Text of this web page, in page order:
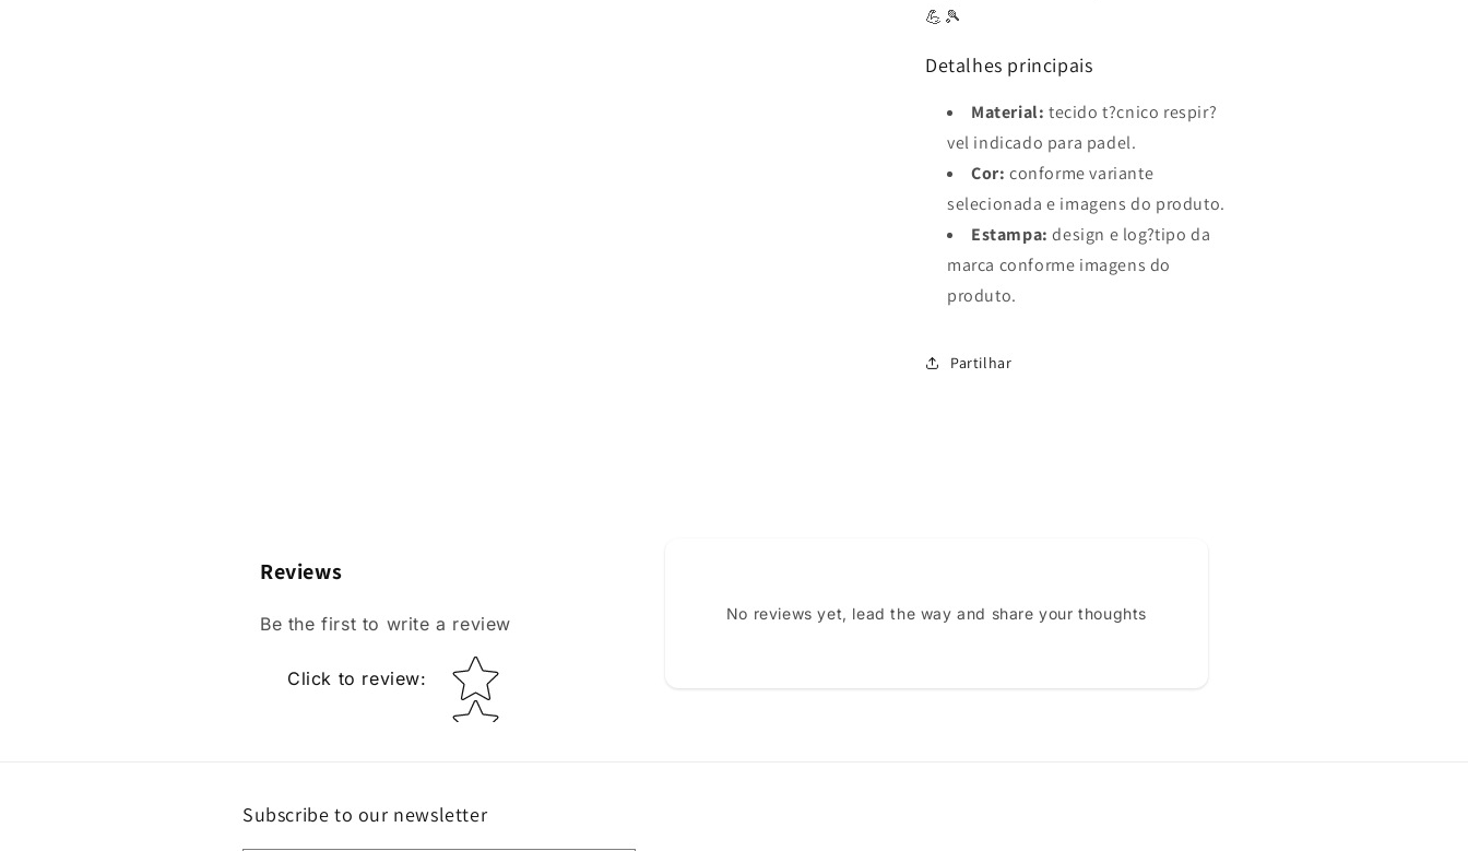
💪🎾
Detalhes principais
Material: tecido t?cnico respir?
vel indicado para padel.
Cor: conforme variante
selecionada e imagens do produto.
Estampa: design e log?tipo da
marca conforme imagens do
produto.
Partilhar
Reviews
Be the first to write a review
Click to review: Star rating
No reviews yet, lead the way and share your thoughts
Subscribe to our newsletter